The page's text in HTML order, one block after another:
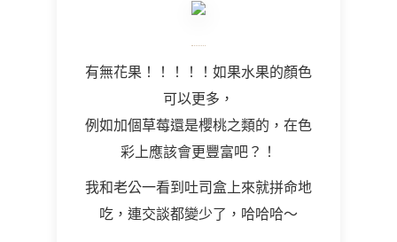
有無花果！！！！！如果水果的顏色
可以更多，
例如加個草莓還是櫻桃之類的，在色
彩上應該會更豐富吧？！
我和老公一看到吐司盒上來就拼命地
吃，連交談都變少了，哈哈哈～